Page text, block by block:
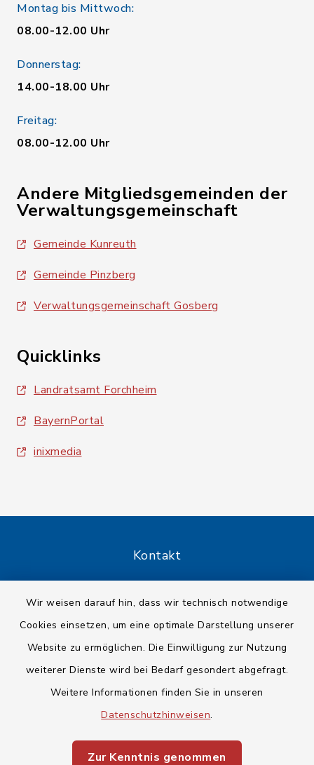
Wir weisen darauf hin, dass wir technisch notwendige
Cookies einsetzen, um eine optimale Darstellung unserer
Website zu ermöglichen. Die Einwilligung zur Nutzung
weiterer Dienste wird bei Bedarf gesondert abgefragt.
Weitere Informationen finden Sie in unseren
Datenschutzhinweisen.
Zur Kenntnis genommen
Montag bis Mittwoch:
08.00-12.00 Uhr
Donnerstag:
14.00-18.00 Uhr
Freitag:
08.00-12.00 Uhr
Andere Mitgliedsgemeinden der
Verwaltungsgemeinschaft
Gemeinde Kunreuth
Gemeinde Pinzberg
Verwaltungsgemeinschaft Gosberg
Quicklinks
Landratsamt Forchheim
BayernPortal
inixmedia
Kontakt
Datenschutz
Impressum
Sitemap
Cookie-Einstellungen